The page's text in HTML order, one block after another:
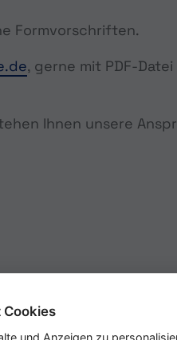
Formvorschriften.
, gerne mit PDF-
Ihnen unsere